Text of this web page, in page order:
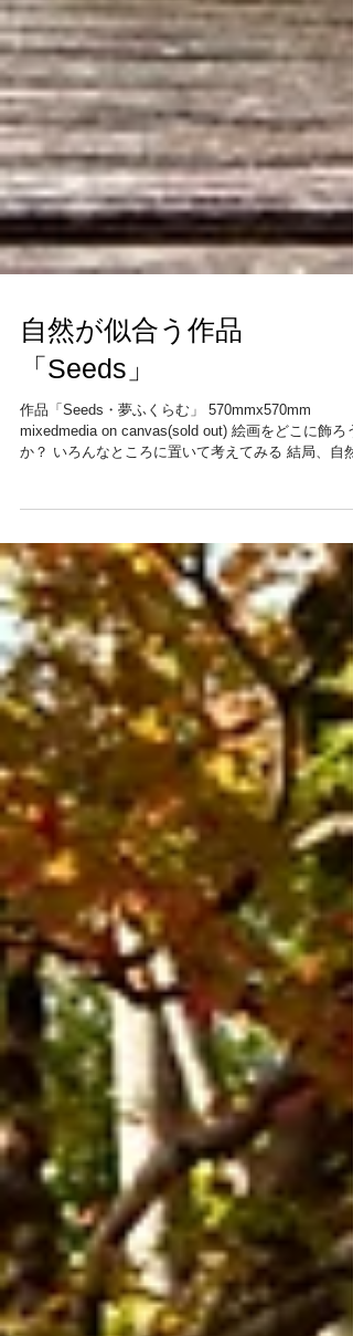
自然が似合う作品
「Seeds」
か？ いろんなところに置いて考えてみる 結局、自
中が一番 僕の作品には似合うみたいだ。 この作品
で観たい方は...